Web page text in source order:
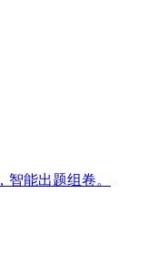
能出题组卷。